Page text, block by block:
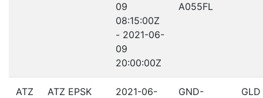
09
08:15:00Z
- 2021-06-
09
20:00:00Z
A055FL
ATZ ATZ EPSK
2021-06-
GND-
GLD